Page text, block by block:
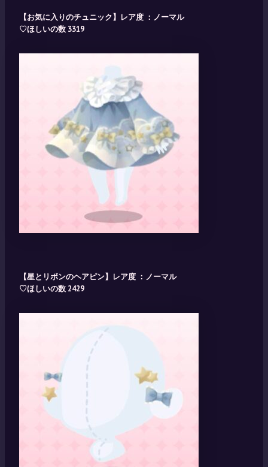
【お気に入りのチュニック】レア度 ：ノーマル
♡ほしいの数 3319
【星とリボンのヘアピン】レア度 ：ノーマル
♡ほしいの数 2429